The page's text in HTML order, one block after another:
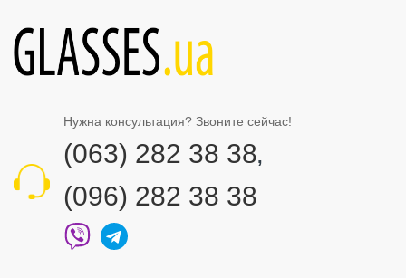
Нужна консультация? Звоните сейчас!
(063) 282 38 38,
(096) 282 38 38